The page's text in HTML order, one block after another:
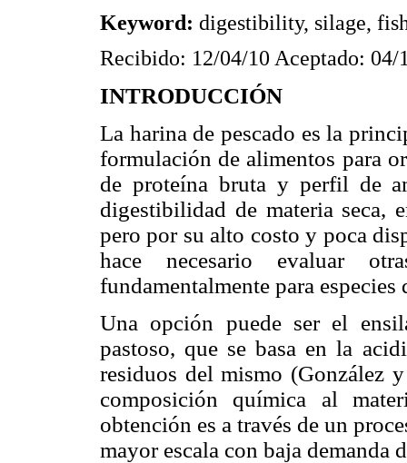
Keyword: digestibility, silage,
Recibido: 12/04/10 Aceptado: 04/
INTRODUCCIÓN
La harina de pescado es la
formulación de alimentos para
de proteína bruta y perfil de
digestibilidad de materia
pero por su alto costo y poca
hace necesario evaluar
fundamentalmente para especies
Una opción puede ser el
pastoso, que se basa en la
residuos del mismo (González
composición química al
obtención es a través de un
mayor escala con baja demanda